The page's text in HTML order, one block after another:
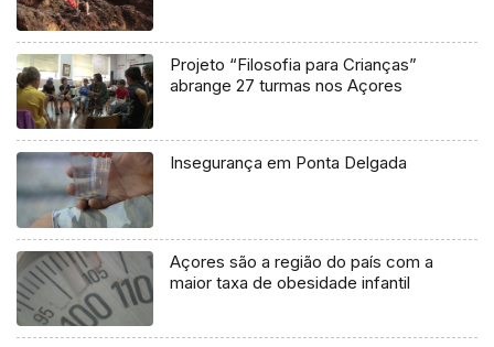
Projeto “Filosofia para Crianças”
abrange 27 turmas nos Açores
Insegurança em Ponta Delgada
Açores são a região do país com a
maior taxa de obesidade infantil